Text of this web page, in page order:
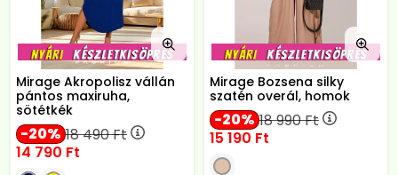
Mirage Akropolisz vállán
pántos maxiruha,
sötétkék
20 18 490Ft
14 790 Ft
Mirage Bozsena silky
szatén overál, homok
20 18 990Ft
15 190 Ft